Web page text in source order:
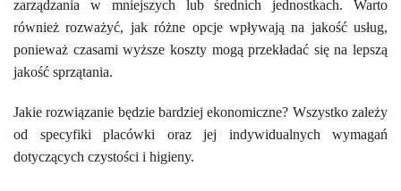
zarządzania w mniejszych lub średnich jednostkach. Warto
również rozważyć, jak różne opcje wpływają na jakość usług,
ponieważ czasami wyższe koszty mogą przekładać się na lepszą
jakość sprzątania.
Jakie rozwiązanie będzie bardziej ekonomiczne? Wszystko zależy
od specyfiki placówki oraz jej indywidualnych wymagań
dotyczących czystości i higieny.